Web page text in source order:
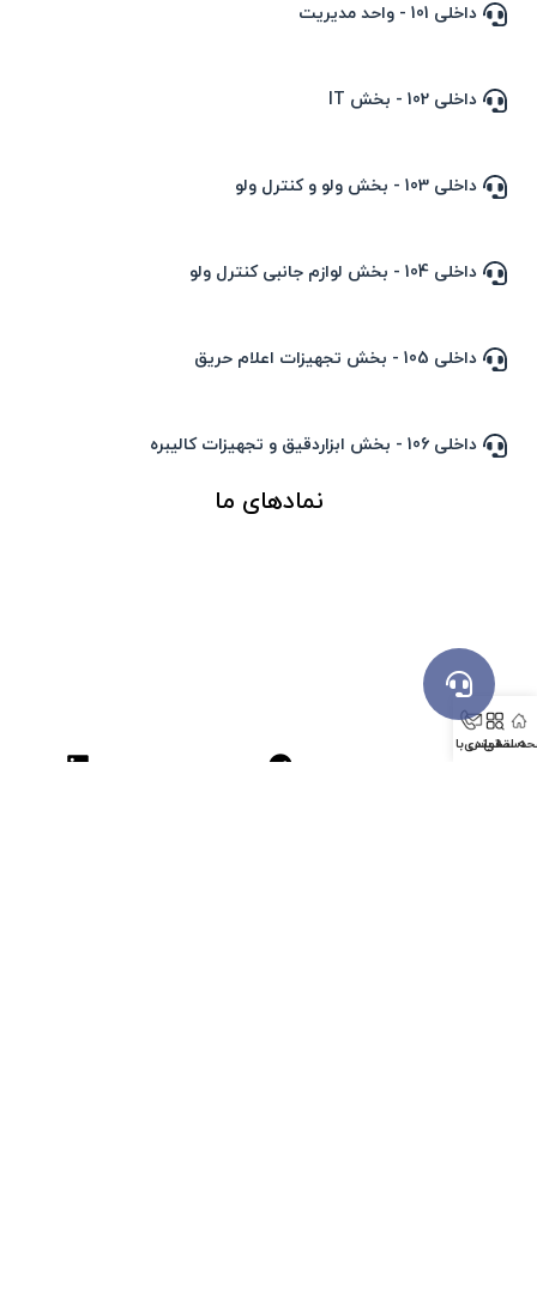
داخلی 101 - واحد مدیریت
داخلی 102 - بخش IT
داخلی 103 - بخش ولو و کنترل ولو
داخلی 104 - بخش لوازم جانبی کنترل ولو
داخلی 105 - بخش تجهیزات اعلام حریق
داخلی 106 - بخش ابزاردقیق و تجهیزات کالیبره
نمادهای ما
اصلی
دسته بندی
تماس با ما